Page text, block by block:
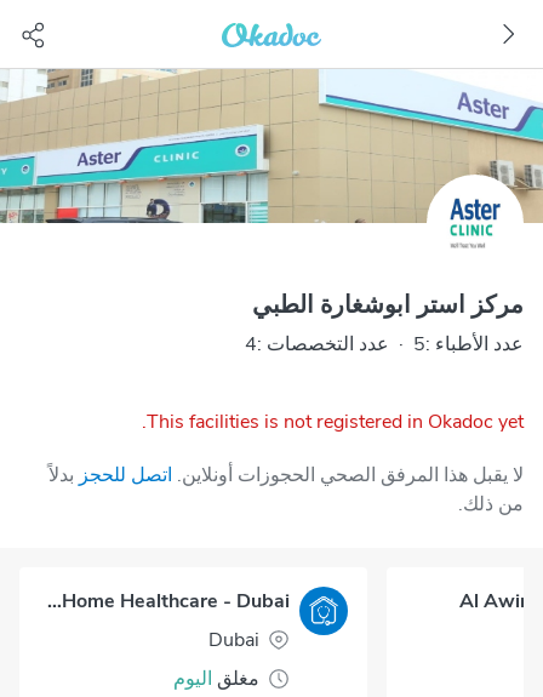
مركز استر ابوشغارة الطبي
عدد الأطباء :5 · عدد التخصصات :4
This facilities is not registered in Okadoc yet.
لا يقبل هذا المرفق الصحي الحجوزات أونلاين. اتصل للحجز بدلاً
من ذلك.
Okadoc Home Healthcare - Dubai
Dubai
مغلق اليوم
Al Awir